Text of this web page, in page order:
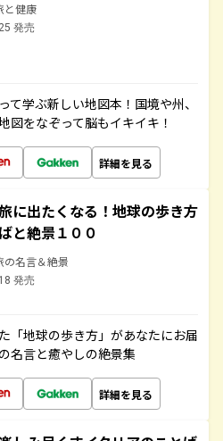
と健康
発売
学ぶ新しい地図本！国境や州、
図をなぞって脳もイキイキ！
詳細を見る
に出たくなる！地球の歩き方
と絶景１００
の名言＆絶景
発売
「地球の歩き方」があなたにお届
名言と癒やしの絶景集
詳細を見る